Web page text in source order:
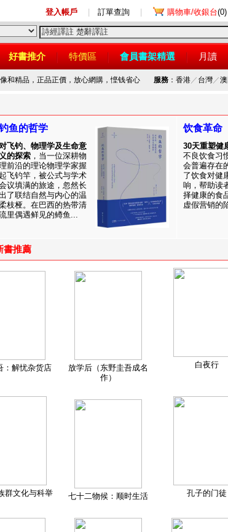
登入帳戶 訂單查詢 購物車/收銀台(0)
好書推介 特價區 會員書架精選 月讀
和精品，正品正價，放心網購，悭钱省心 服務：香港／ 台灣／
鱼的哲学
飞钓、物理学及生命意
义的探索 ，当一位深耕物
前沿的理论物理学家握
起飞钓竿，被公式与学术
议填满的旅途，忽然长
了联结自然与内心的温
枝桠。在巴西的热带清
里偶遇鲜见的鳟鱼...
饮食革命
30天重塑健
不良饮食习
会普遍存在
了饮食对健
响，帮助读
择健康的食
虚假营销的
書推薦
：解忧杂货店
放学后（东野圭吾成名
作）
白夜行
群文化与科举 七十二物候：顺时生活 孔子的门徒